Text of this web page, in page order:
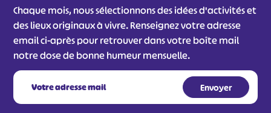
Chaque mois, nous sélectionnons des idées d'activités et
des lieux originaux à vivre. Renseignez votre adresse
email ci-après pour retrouver dans votre boîte mail
notre dose de bonne humeur mensuelle.